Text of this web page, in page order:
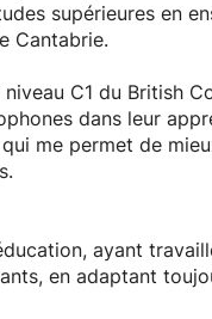
supérieures en
Cantabrie.
C1 du British
dans leur
me permet de
ayant
en adaptant